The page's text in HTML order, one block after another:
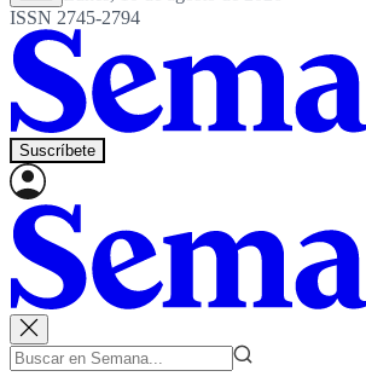
ISSN 2745-2794
Suscríbete